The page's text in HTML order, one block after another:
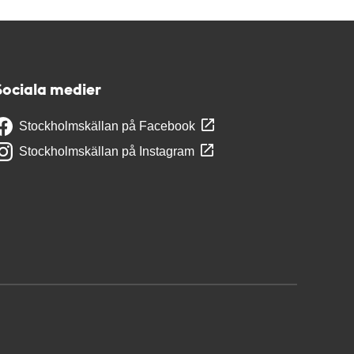
medier
Stockholmskällan på Facebook
Stockholmskällan på Instagram